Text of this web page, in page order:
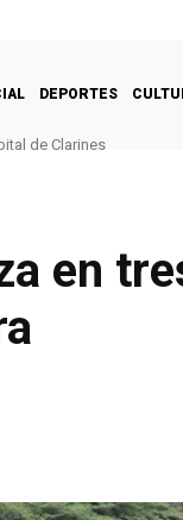
DEPORTES
de Clarines
en